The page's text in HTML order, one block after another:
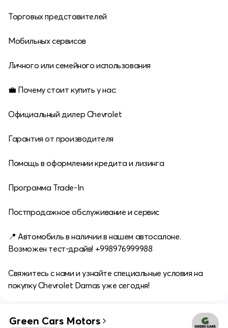
Торговых представителей
Мобильных сервисов
Личного или семейного использования
💼 Почему стоит купить у нас:
Официальный дилер Chevrolet
Гарантия от производителя
Помощь в оформлении кредита и лизинга
Программа Trade-In
Постпродажное обслуживание и сервис
📍 Автомобиль в наличии в нашем автосалоне.
Возможен тест-драйв! +998976999988
Свяжитесь с нами и узнайте специальные условия на
покупку Chevrolet Damas уже сегодня!
Green Cars Motors